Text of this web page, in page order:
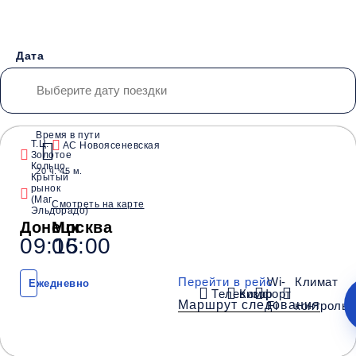
Дата
Водители со
стажем от 10 лет
Обратный рейс
Т.Ц.
Золотое
Кольцо
Крытый
рынок
(Маг.
Эльдорадо)
Донецк
09:15
Время в пути
20 ч. 45 м.
АС Новоясеневская
Смотреть на карте
Москва
06:00
Ежедневно
Телевизор
Комфорт
Wi-
Fi
Климат
контроль
Перейти в рейс
Маршрут следования